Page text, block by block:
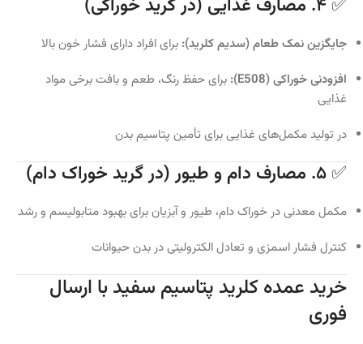
✅ ۴. مصارف غذایی (در گرید خوراکی)
جایگزین نمک طعام (سدیم کلرید): برای افراد دارای فشار خون بالا
افزودنی خوراکی (E508):
برای حفظ رنگ، طعم و بافت برخی مواد
غذایی
در تولید مکمل‌های غذایی برای تأمین پتاسیم بدن
✅ ۵. مصارف دام و طیور (در گرید خوراک دام)
مکمل معدنی در خوراک دام، طیور و آبزیان برای بهبود متابولیسم و رشد
کنترل فشار اسمزی و تعادل الکترولیتی در بدن حیوانات
خرید عمده کلرید پتاسیم سفید با ارسال
فوری